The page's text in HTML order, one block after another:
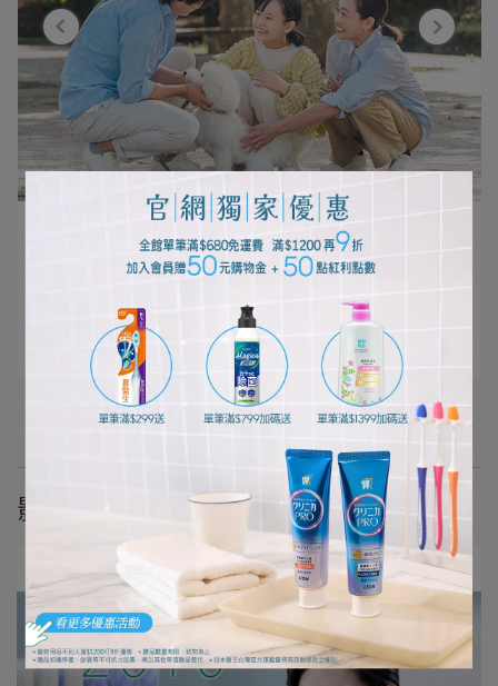
編輯部 | 2026-06-29
孩子想養寵物？親子一起做好迎接毛孩的準
更多文章
影音專區